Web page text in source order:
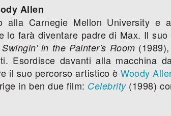
Allen
alla Carnegie Mellon University e
lo farà diventare padre di Max. Il
Swingin' in the Painter's Room
Esordisce davanti alla macchina
il suo percorso artistico èWoody
in ben due film: Celebrity(1998)